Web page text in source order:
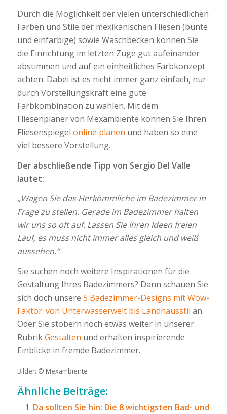
Durch die Möglichkeit der vielen unterschiedlichen
Farben und Stile der mexikanischen Fliesen (bunte
und einfarbige) sowie Waschbecken können Sie
die Einrichtung im letzten Zuge gut aufeinander
abstimmen und auf ein einheitliches Farbkonzept
achten. Dabei ist es nicht immer ganz einfach, nur
durch Vorstellungskraft eine gute
Farbkombination zu wählen. Mit dem
Fliesenplaner von Mexambiente können Sie Ihren
Fliesenspiegel online planen und haben so eine
viel bessere Vorstellung.
Der abschließende Tipp von Sergio Del Valle
lautet:
„Wagen Sie das Herkömmliche im Badezimmer in
Frage zu stellen. Gerade im Badezimmer halten
wir uns so oft auf. Lassen Sie Ihren Ideen freien
Lauf, es muss nicht immer alles gleich und weiß
aussehen.“
Sie suchen noch weitere Inspirationen für die
Gestaltung Ihres Badezimmers? Dann schauen Sie
sich doch unsere 5 Badezimmer-Designs mit Wow-
Faktor: von Unterwasserwelt bis Landhausstil an.
Oder Sie stöbern noch etwas weiter in unserer
RubrikGestalten und erhalten inspirierende
Einblicke in fremde Badezimmer.
Bilder: © Mexambiente
Ähnliche Beiträge:
Da sollten Sie hin: Die 8 wichtigsten Bad- und